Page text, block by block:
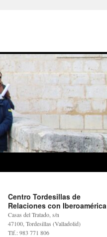
Centro Tordesillas de
Relaciones con Iberoamérica
Casas del Tratado, s/n
47100, Tordesillas (Valladolid)
Tlf.: 983 771 806